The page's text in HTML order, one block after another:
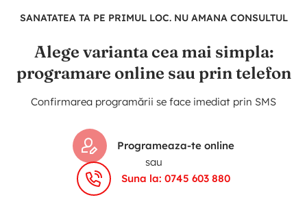
SANATATEA TA PE PRIMUL LOC. NU AMANA CONSULTUL
Alege varianta cea mai simpla:
programare online sau prin telefon
Confirmarea programării se face imediat prin SMS
Programeaza-te online
sau
Suna la: 0745 603 880